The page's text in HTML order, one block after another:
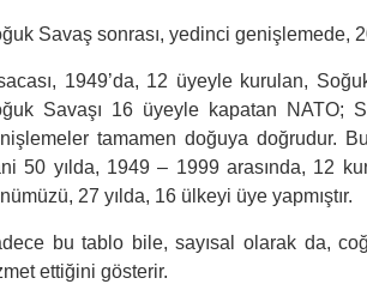
Savaş sonrası, yedinci genişlemede,
1949’da, 12 üyeyle kurulan,
Savaşı 16 üyeyle kapatan NATO;
tamamen doğuya doğrudur.
50 yılda, 1949 – 1999 arasında, 12
27 yılda, 16 ülkeyi üye yapmıştır.
bu tablo bile, sayısal olarak da,
ettiğini gösterir.